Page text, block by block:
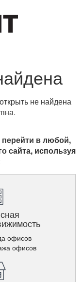
не найдена
в любой,
сайта, используя
офисов
офисов